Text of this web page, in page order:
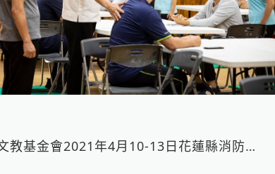
Loading...
和氣大愛文教基金會2021年4月10-13日花蓮縣消防局​安心深層減壓專案分析—大愛手快速調理身心不適症狀